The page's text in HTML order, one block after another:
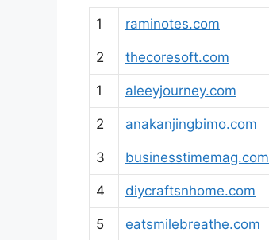
1 raminotes.com
2 thecoresoft.com
1 aleeyjourney.com
2 anakanjingbimo.com
3 businesstimemag.com
4 diycraftsnhome.com
5 eatsmilebreathe.com